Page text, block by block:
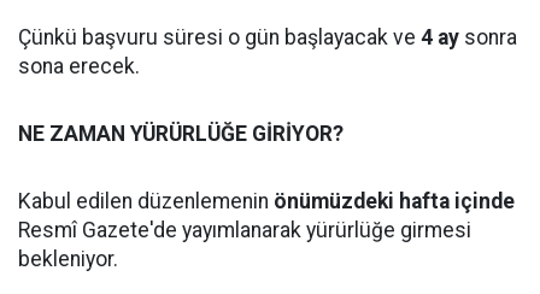
Çünkü başvuru süresi o gün başlayacak ve 4 ay sonra
sona erecek.
NE ZAMAN YÜRÜRLÜĞE GİRİYOR?
Kabul edilen düzenlemenin önümüzdeki hafta içinde
Resmî Gazete'de yayımlanarak yürürlüğe girmesi
bekleniyor.